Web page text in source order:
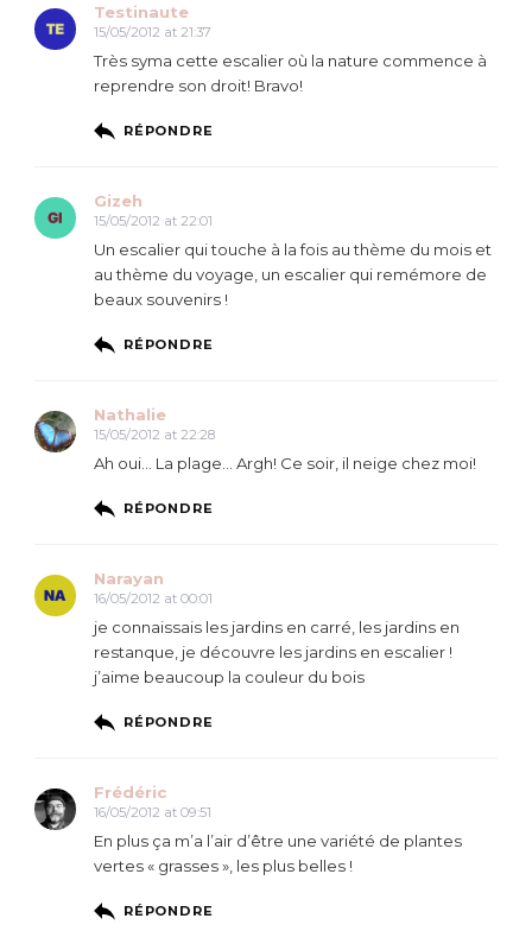
Testinaute
15/05/2012 at 21:37
Très syma cette escalier où la nature commence à
reprendre son droit! Bravo!
RÉPONDRE
Gizeh
15/05/2012 at 22:01
Un escalier qui touche à la fois au thème du mois et
au thème du voyage, un escalier qui remémore de
beaux souvenirs !
RÉPONDRE
Nathalie
15/05/2012 at 22:28
Ah oui… La plage… Argh! Ce soir, il neige chez moi!
RÉPONDRE
Narayan
16/05/2012 at 00:01
je connaissais les jardins en carré, les jardins en
restanque, je découvre les jardins en escalier !
j’aime beaucoup la couleur du bois
RÉPONDRE
Frédéric
16/05/2012 at 09:51
En plus ça m’a l’air d’être une variété de plantes
vertes « grasses », les plus belles !
RÉPONDRE